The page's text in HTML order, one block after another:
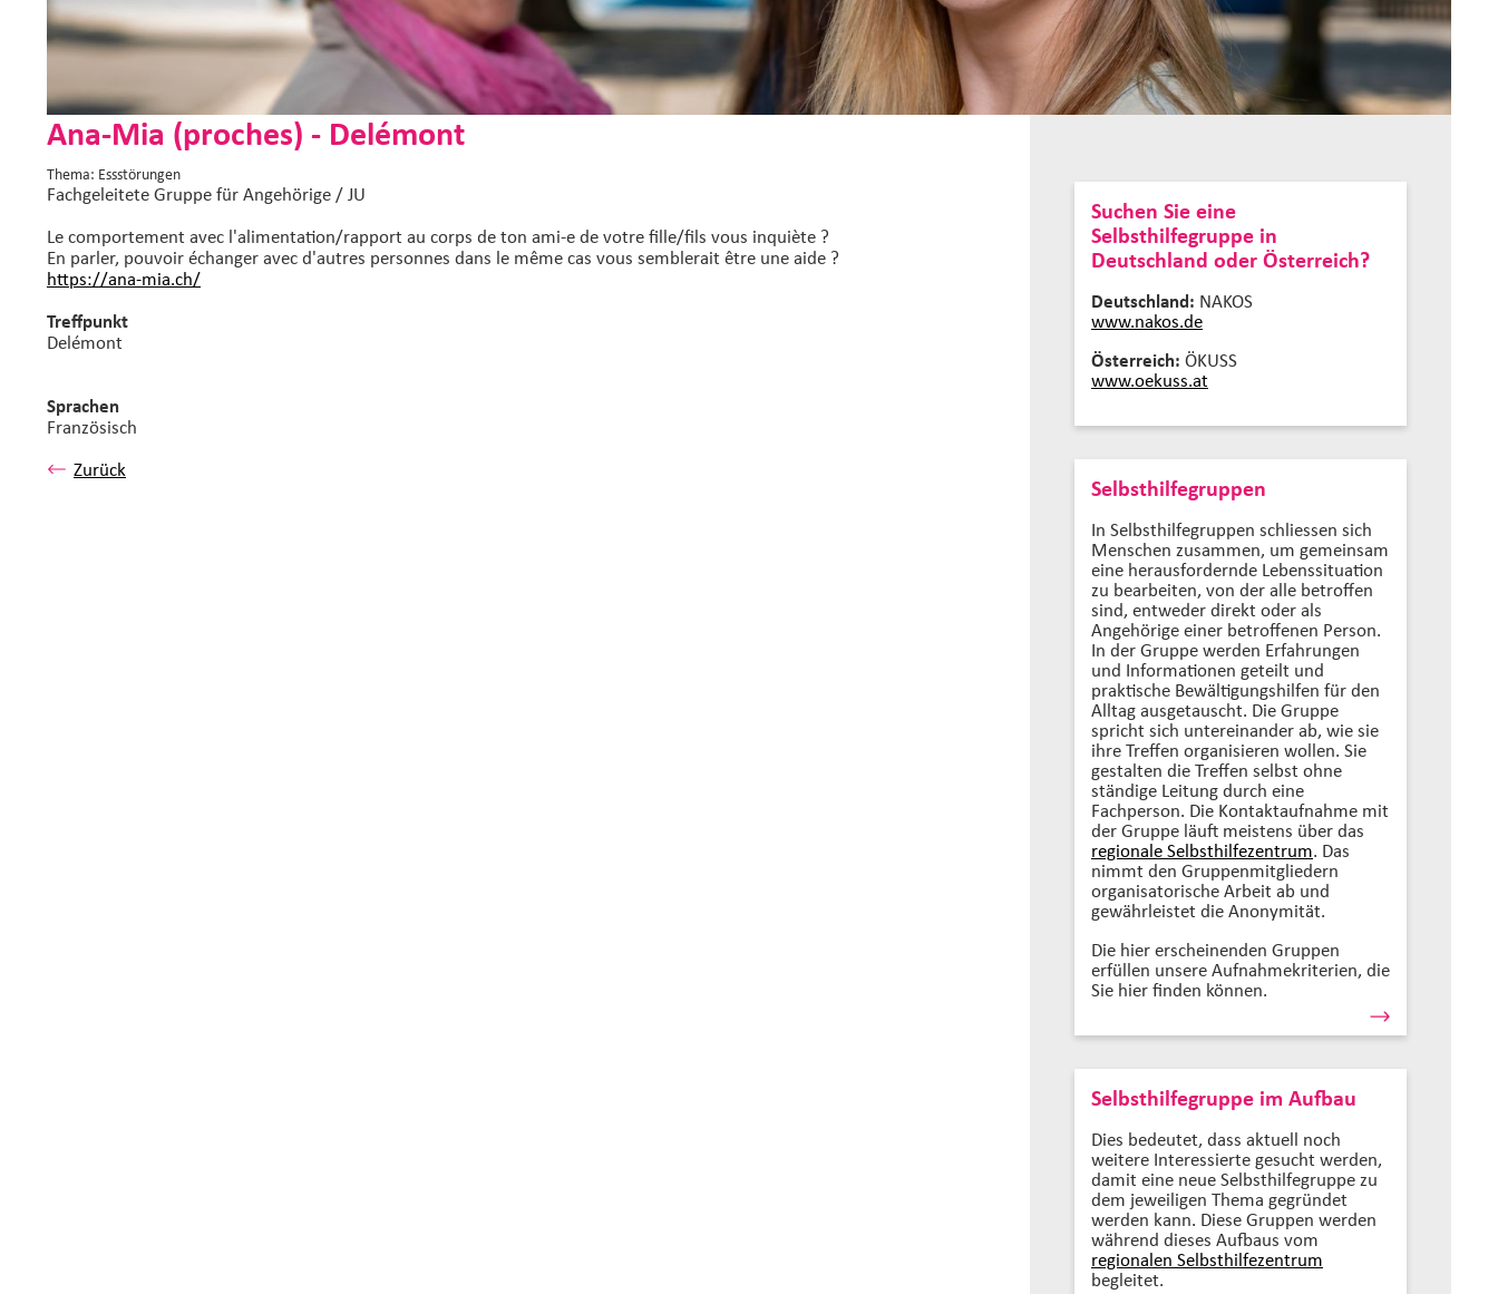
Ana-Mia (proches) - Delémont
Thema: Essstörungen
Fachgeleitete Gruppefür Angehörige / JU
Le comportement avec l'alimentation/rapport au corps de ton ami-e de votre fille/fils vous inquiète ?
En parler, pouvoir échanger avec d'autres personnes dans le même cas vous semblerait être une aide ?
https://ana-mia.ch/
Treffpunkt
Delémont
Sprachen
Französisch
Zurück
Suchen Sie eine
Selbsthilfegruppe in
Deutschland oder Österreich?
Deutschland: NAKOS
www.nakos.de
Österreich: ÖKUSS
www.oekuss.at
Selbsthilfegruppen
In Selbsthilfegruppen schliessen sich
Menschen zusammen, um gemeinsam
eine herausfordernde Lebenssituation
zu bearbeiten, von der alle betroffen
sind, entweder direkt oder als
Angehörige einer betroffenen Person.
In der Gruppe werden Erfahrungen
und Informationen geteilt und
praktische Bewältigungshilfen für den
Alltag ausgetauscht. Die Gruppe
spricht sich untereinander ab, wie sie
ihre Treffen organisieren wollen. Sie
gestalten die Treffen selbst ohne
ständige Leitung durch eine
Fachperson. Die Kontaktaufnahme mit
der Gruppe läuft meistens über das
regionale Selbsthilfezentrum. Das
nimmt den Gruppenmitgliedern
organisatorische Arbeit ab und
gewährleistet die Anonymität.
Die hier erscheinenden Gruppen
erfüllen unsere Aufnahmekriterien, die
Sie hier finden können.
Selbsthilfegruppe im Aufbau
Dies bedeutet, dass aktuell noch
weitere Interessierte gesucht werden,
damit eine neue Selbsthilfegruppe zu
dem jeweiligen Thema gegründet
werden kann. Diese Gruppen werden
während dieses Aufbaus vom
regionalen Selbsthilfezentrum
begleitet.